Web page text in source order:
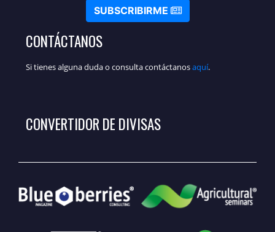
SUBSCRIBIRME
CONTÁCTANOS
Si tienes alguna duda o consulta contáctanosaquí.
CONVERTIDOR DE DIVISAS